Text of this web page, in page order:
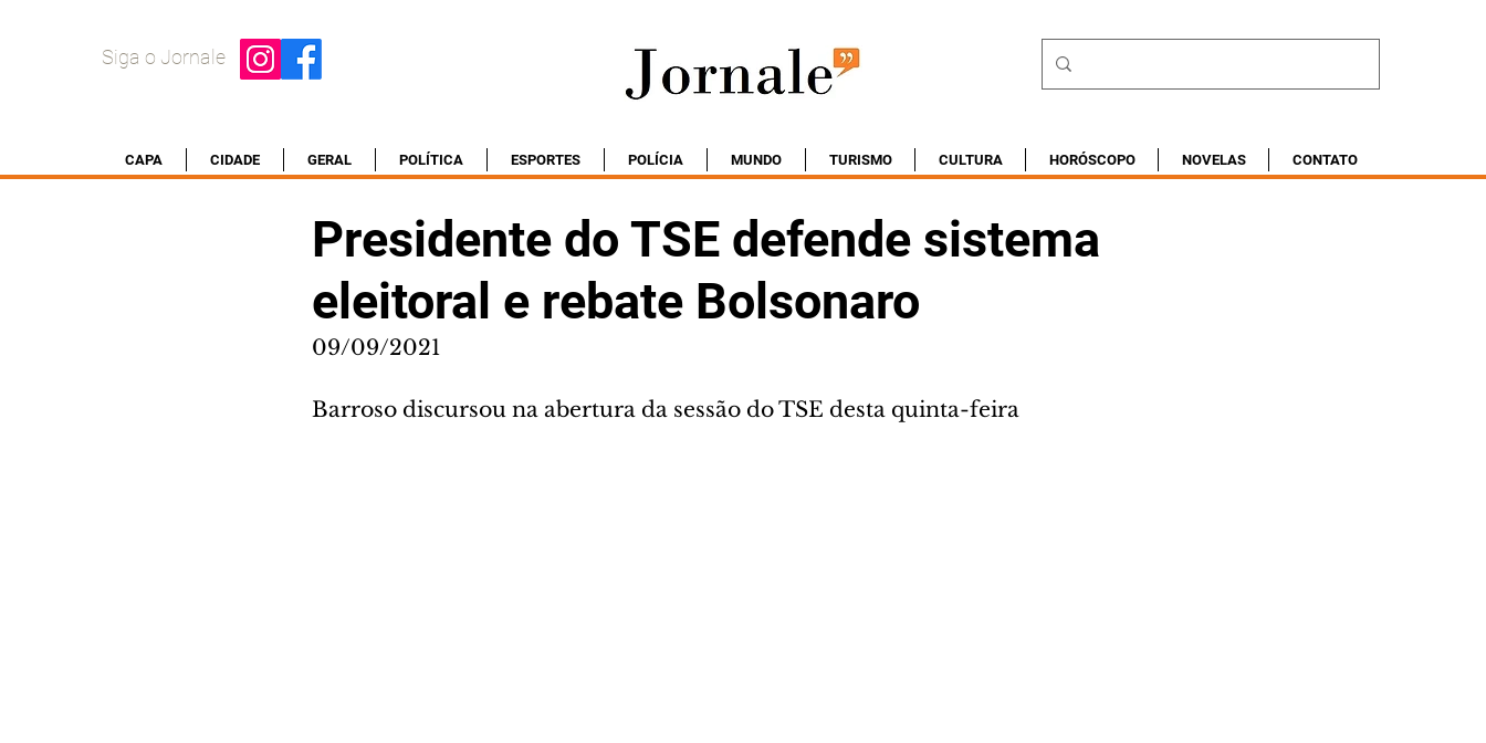
Siga o Jornale
CAPA CIDADE GERAL POLÍTICA ESPORTES POLÍCIA MUNDO TURISMO CULTURA HORÓSCOPO NOVELAS CONTATO
Presidente do TSE defende sistema
eleitoral e rebate Bolsonaro
09/09/2021
Barroso discursou na abertura da sessão do TSE desta quinta-feira